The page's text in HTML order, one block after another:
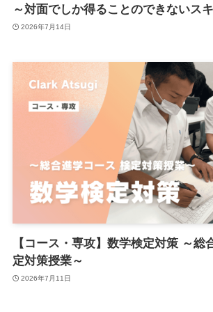
～対面でしか得ることのできないス
2026年7月14日
【コース・専攻】数学検定対策 ～総
定対策授業～
2026年7月11日